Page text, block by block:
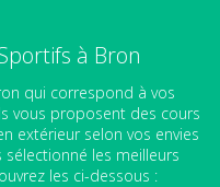
à Bron
qui correspond à vos
vous proposent des cours
extérieur selon vos envies
les meilleurs
les ci-dessous :